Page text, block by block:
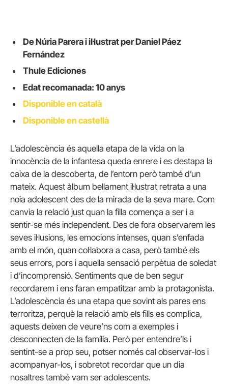
De Núria Parera i il·lustrat per Daniel Páez
Fernández
Thule Ediciones
Edat recomanada: 10 anys
Disponible en català
Disponible en castellà
L’adolescència és aquella etapa de la vida on la
innocència de la infantesa queda enrere i es destapa la
caixa de la descoberta, de l’entorn però també d’un
mateix. Aquest àlbum bellament il·lustrat retrata a una
noia adolescent des de la mirada de la seva mare. Com
canvia la relació just quan la filla comença a ser i a
sentir-se més independent. Des de fora observarem les
seves il·lusions, les emocions intenses, quan s’enfada
amb el món, quan col·labora a casa, però també els
seus errors, pors i aquella sensació perpètua de soledat
i d’incomprensió. Sentiments que de ben segur
recordarem i ens faran empatitzar amb la protagonista.
L’adolescència és una etapa que sovint als pares ens
terroritza, perquè la relació amb els fills es complica,
aquests deixen de veure’ns com a exemples i
desconnecten de la família. Però per entendre’ls i
sentint-se a prop seu, potser només cal observar-los i
acompanyar-los, i sobretot recordar que un dia
nosaltres també vam ser adolescents.